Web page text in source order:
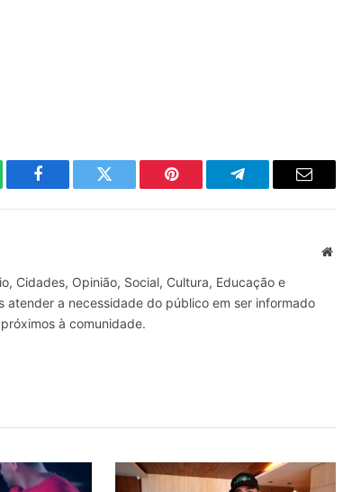
Facebook Twitter Pinterest TelegramaE-
Site
Cidades, Opinião, Social, Cultura, Educação e
atender a necessidade do público em ser informado
à comunidade.